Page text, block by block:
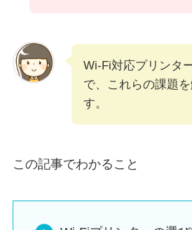
Wi-Fi対応プリンタ
で、これらの課題
す。
この記事でわかること